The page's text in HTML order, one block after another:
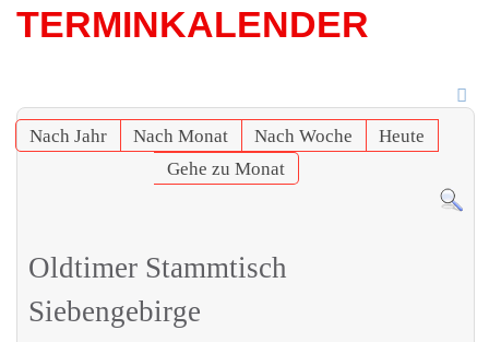
TERMINKALENDER
Nach Jahr Nach Monat Nach Woche
Heute
Gehe zu Monat
Oldtimer Stammtisch
Siebengebirge